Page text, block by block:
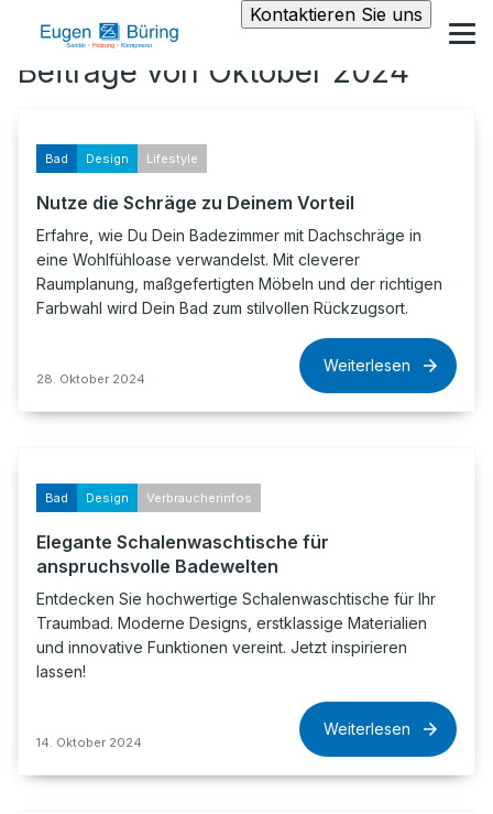
Kontaktieren Sie uns
Beiträge von Oktober 2024
Bad Design Lifestyle
Nutze die Schräge zu Deinem Vorteil
Erfahre, wie Du Dein Badezimmer mit Dachschräge in
eine Wohlfühloase verwandelst. Mit cleverer
Raumplanung, maßgefertigten Möbeln und der richtigen
Farbwahl wird Dein Bad zum stilvollen Rückzugsort.
28. Oktober 2024
Weiterlesen
Bad Design Verbraucherinfos
Elegante Schalenwaschtische für
anspruchsvolle Badewelten
Entdecken Sie hochwertige Schalenwaschtische für Ihr
Traumbad. Moderne Designs, erstklassige Materialien
und innovative Funktionen vereint. Jetzt inspirieren
lassen!
14. Oktober 2024
Weiterlesen